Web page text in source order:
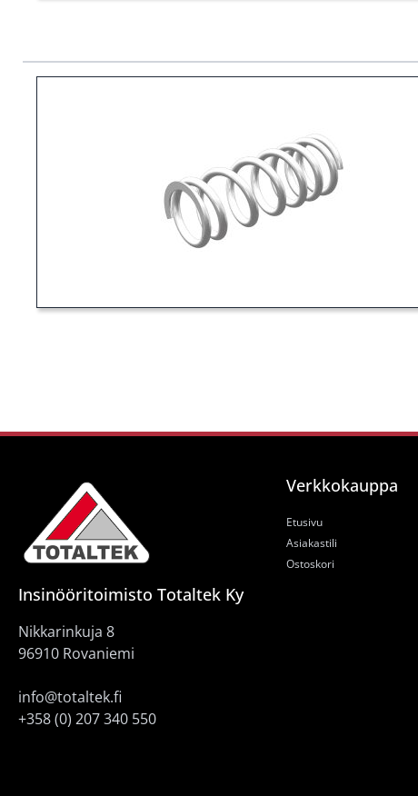
Insinööritoimisto Totaltek Ky
Nikkarinkuja 8
96910 Rovaniemi
info@totaltek.fi
+358 (0) 207 340 550
Verkkokauppa
Etusivu
Asiakastili
Ostoskori